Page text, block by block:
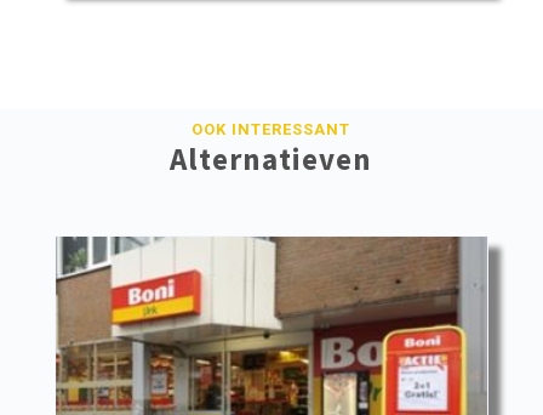
OOK INTERESSANT
Alternatieven